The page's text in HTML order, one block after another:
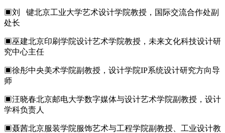
▣刘 键北京工业大学艺术设计学院教授，国际交流合作处副
处长
▣巫建北京印刷学院设计艺术学院教授，未来文化科技设计研
究中心主任
▣徐彤中央美术学院副教授，设计学院IP系统设计研究方向导
师
▣汪晓春北京邮电大学数字媒体与设计艺术学院副教授，设计
学科负责人
▣聂茜北京服装学院服饰艺术与工程学院副教授、工业设计教